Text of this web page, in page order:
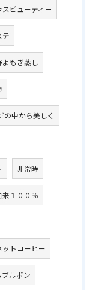
スビューティー
テ
よもぎ蒸し
の中から美しく
非常時
来１００％
ットコーヒー
ブルボン